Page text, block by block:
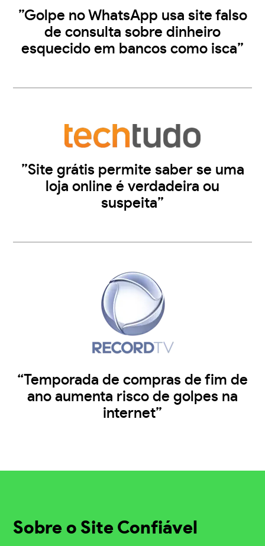
”Golpe no WhatsApp usa site falso
de consulta sobre dinheiro
esquecido em bancos como isca”
”Site grátis permite saber se uma
loja online é verdadeira ou
suspeita”
“Temporada de compras de fim de
ano aumenta risco de golpes na
internet”
Sobre o Site Confiável